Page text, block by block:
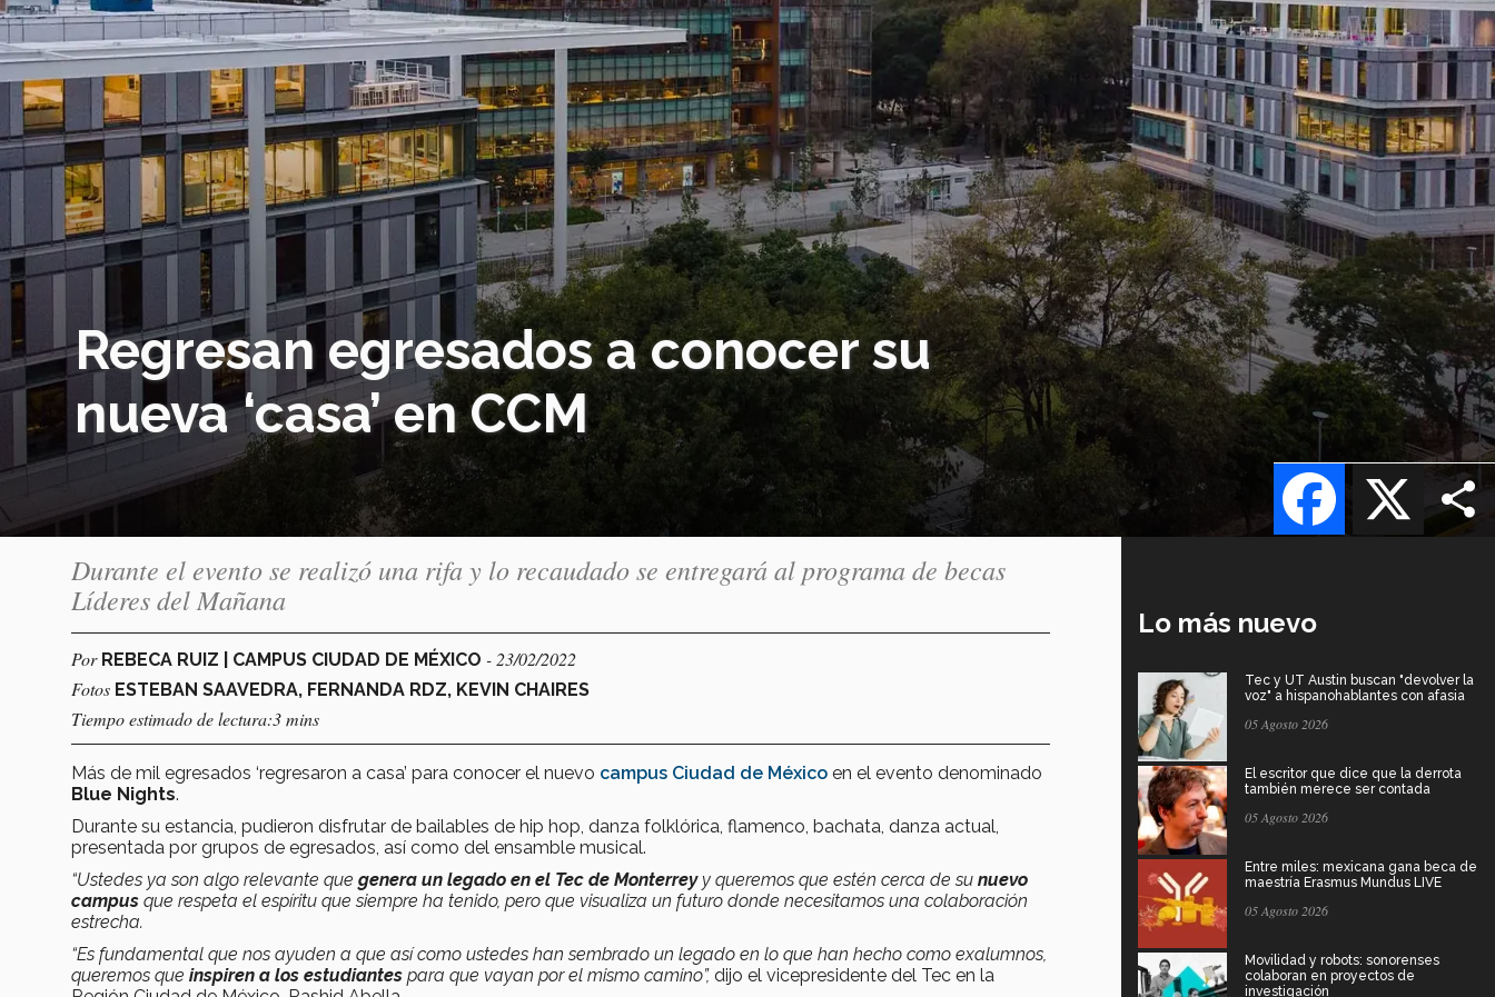
Regresan egresados a conocer su
nueva ‘casa’ en CCM
X
Facebook
Durante el evento se realizó una rifa y lo recaudado se entregará al programa de becas
Líderes del Mañana
Por REBECA RUIZ | CAMPUS CIUDAD DE MÉXICO - 23/02/2022
Fotos ESTEBAN SAAVEDRA, FERNANDA RDZ, KEVIN CHAIRES
Tiempo estimado de lectura:3 mins
Más de mil egresados ‘regresaron a casa’ para conocer el nuevo campus Ciudad de México en el evento denominado
Blue Nights.
Durante su estancia, pudieron disfrutar de bailables de hip hop, danza folklórica, flamenco, bachata, danza actual,
presentada por grupos de egresados, así como del ensamble musical.
“Ustedes ya son algo relevante que genera un legado en el Tec de Monterreyy queremos que estén cerca de su nuevo
campus que respeta el espíritu que siempre ha tenido, pero que visualiza un futuro donde necesitamos una colaboración
estrecha.
“Es fundamental que nos ayuden a que así como ustedes han sembrado un legado en lo que han hecho como exalumnos,
queremos que inspiren a los estudiantes para que vayan por el mismo camino”, dijo el vicepresidente del Tec en la
Lo más nuevo
Tec y UT Austin buscan "devolver la
voz" a hispanohablantes con afasia
05 Agosto 2026
El escritor que dice que la derrota
también merece ser contada
05 Agosto 2026
Entre miles: mexicana gana beca de
maestría Erasmus Mundus LIVE
05 Agosto 2026
Movilidad y robots: sonorenses
colaboran en proyectos de
investigación